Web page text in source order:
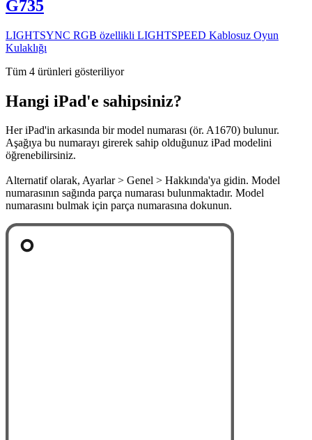
G735
LIGHTSYNC RGB özellikli LIGHTSPEED Kablosuz Oyun
Kulaklığı
Tüm 4 ürünleri gösteriliyor
Hangi iPad'e sahipsiniz?
Her iPad'in arkasında bir model numarası (ör. A1670) bulunur.
Aşağıya bu numarayı girerek sahip olduğunuz iPad modelini
öğrenebilirsiniz.
Alternatif olarak, Ayarlar > Genel > Hakkında'ya gidin. Model
numarasının sağında parça numarası bulunmaktadır. Model
numarasını bulmak için parça numarasına dokunun.